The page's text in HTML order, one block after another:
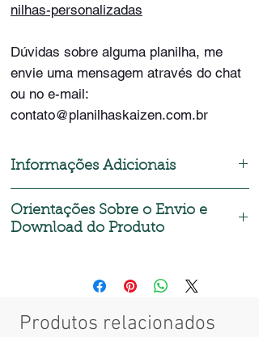
nilhas-personalizadas
Dúvidas sobre alguma planilha, me
envie uma mensagem através do chat
ou no e-mail:
contato@planilhaskaizen.com.br
Informações Adicionais
- Cartão de Crédito;
- Boleto.
Orientações Sobre o Envio e
Download do Produto
download do produto ou acesse a área de
Produtos relacionados